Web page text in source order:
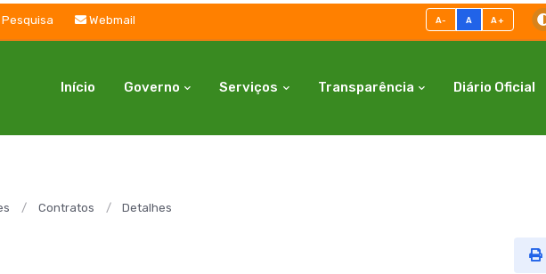
Pesquisa Webmail A- A A+
Início Governo Serviços Transparência Diário Oficial
Contratos Detalhes